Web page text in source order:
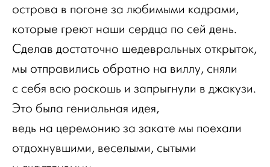
острова в погоне за любимыми кадрами,
которые греют наши сердца по сей день.
Сделав достаточно шедевральных открыток,
мы отправились обратно на виллу, сняли
с себя всю роскошь и запрыгнули в джакузи.
Это была гениальная идея,
ведь на церемонию за закате мы поехали
отдохнувшими, веселыми, сытыми